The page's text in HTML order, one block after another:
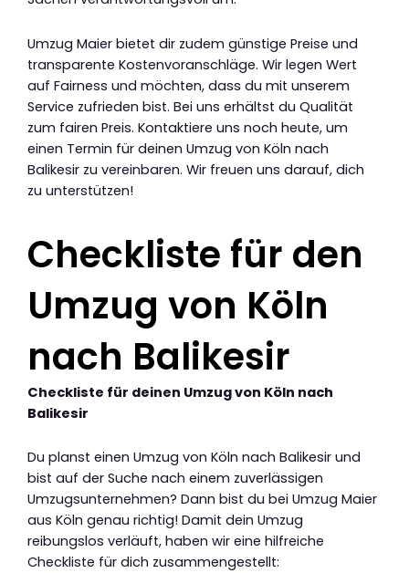
Umzug Maier bietet dir zudem günstige Preise und
transparente Kostenvoranschläge. Wir legen Wert
auf Fairness und möchten, dass du mit unserem
Service zufrieden bist. Bei uns erhältst du Qualität
zum fairen Preis. Kontaktiere uns noch heute, um
einen Termin für deinen Umzug von Köln nach
Balikesir zu vereinbaren. Wir freuen uns darauf, dich
zu unterstützen!
Checkliste für den
Umzug von Köln
nach Balikesir
Checkliste für deinen Umzug von Köln nach
Balikesir
Du planst einen Umzug von Köln nach Balikesir und
bist auf der Suche nach einem zuverlässigen
Umzugsunternehmen? Dann bist du bei Umzug Maier
aus Köln genau richtig! Damit dein Umzug
reibungslos verläuft, haben wir eine hilfreiche
Checkliste für dich zusammengestellt: